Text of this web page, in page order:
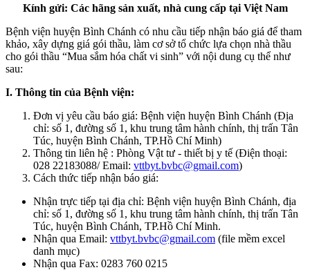
Kính gửi: Các hãng sản xuất, nhà cung cấp tại Việt Nam
Bệnh viện huyện Bình Chánh có nhu cầu tiếp nhận báo giá để tham
khảo, xây dựng giá gói thầu, làm cơ sở tổ chức lựa chọn nhà thầu
cho gói thầu “Mua sắm hóa chất vi sinh” với nội dung cụ thể như
sau:
I. Thông tin của Bệnh viện:
Đơn vị yêu cầu báo giá: Bệnh viện huyện Bình Chánh (Địa
chỉ: số 1, đường số 1, khu trung tâm hành chính, thị trấn Tân
Túc, huyện Bình Chánh, TP.Hồ Chí Minh)
Thông tin liên hệ : Phòng Vật tư - thiết bị y tế (Điện thoại:
028 22183088/ Email: vttbyt.bvbc@gmail.com)
Cách thức tiếp nhận báo giá:
Nhận trực tiếp tại địa chỉ: Bệnh viện huyện Bình Chánh, địa
chỉ: số 1, đường số 1, khu trung tâm hành chính, thị trấn Tân
Túc, huyện Bình Chánh, TP.Hồ Chí Minh.
Nhận qua Email: vttbyt.bvbc@gmail.com (file mềm excel
danh mục)
Nhận qua Fax: 0283 760 0215